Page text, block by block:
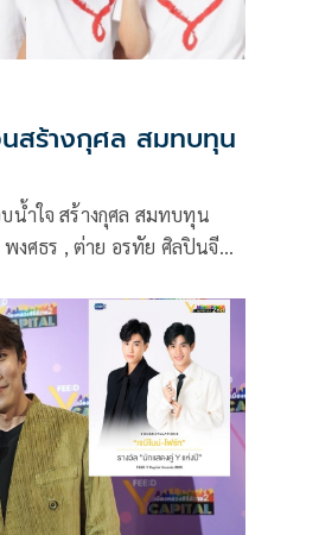
กุศล สมทบทุน
น้ำใจ สร้างกุศล สมทบทุน
วี ได้รับเลือกเป็น
ชาสัมพันธ์ เชิญชวนมอบพลัง
ที่ บวก
ธิบดีฯ